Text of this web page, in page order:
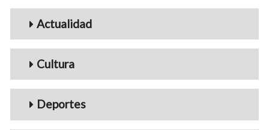
Menu_Videos
Actualidad
Cultura
Deportes